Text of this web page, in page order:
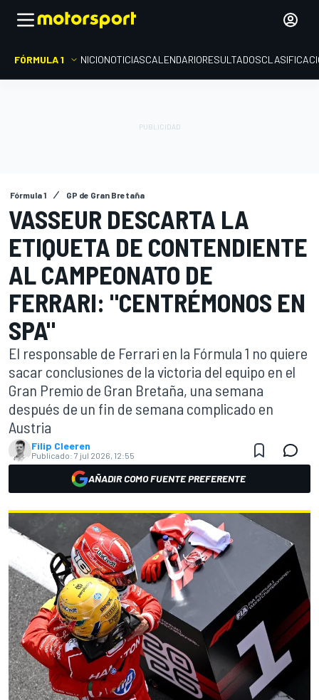
FÓRMULA 1 INICIONOTICIASCALENDARIORESULTADOS
Fórmula 1 GP de Gran Bretaña
VASSEUR DESCARTA LA
ETIQUETA DE CONTENDIENTE
AL CAMPEONATO DE
FERRARI: "CENTRÉMONOS EN
SPA"
El responsable de Ferrari en la Fórmula 1 no quiere
sacar conclusiones de la victoria del equipo en el
Gran Premio de Gran Bretaña, una semana
después de un fin de semana complicado en
Austria
Filip Cleeren
Publicado: 7 jul 2026, 12:55
AÑADIR COMO FUENTE PREFERENTE